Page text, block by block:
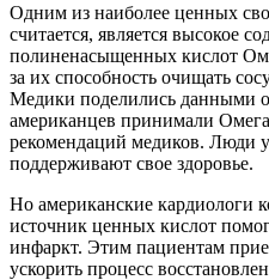
Одним из наиболее ценных
считается, является высокое
полиненасыщенных кислот
за их способность очищать
Медики поделились данными
американцев принимали
рекомендаций медиков. Люди
поддерживают свое здоровье.
Но американские кардиологи
источник ценных кислот
инфаркт. Этим пациентам
ускорить процесс